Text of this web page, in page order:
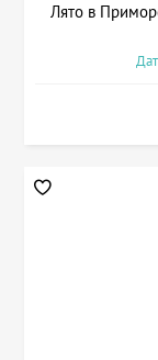
Лято в